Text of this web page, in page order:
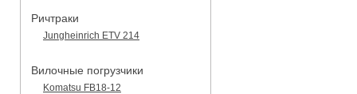
Ричтраки
Jungheinrich ETV 214
Вилочные погрузчики
Komatsu FB18-12